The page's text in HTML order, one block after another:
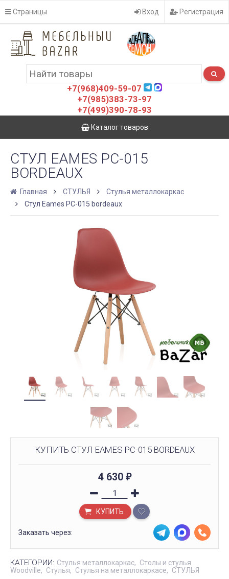
Страницы Вход Регистрация
+7(968)409-59-07
+7(985)383-73-97
+7(499)390-78-93
Каталог товаров
СТУЛ EAMES PC-015
BORDEAUX
Главная СТУЛЬЯ
Стулья металлокаркас
Стул Eames PC-015 bordeaux
КУПИТЬ СТУЛ EAMES PC-015 BORDEAUX
4 630 ₽
КУПИТЬ
Заказать через:
КАТЕГОРИИ: Стулья металлокаркас
Столы и стулья
Woodville
Стулья Стулья на металлокаркасе СТУЛЬЯ